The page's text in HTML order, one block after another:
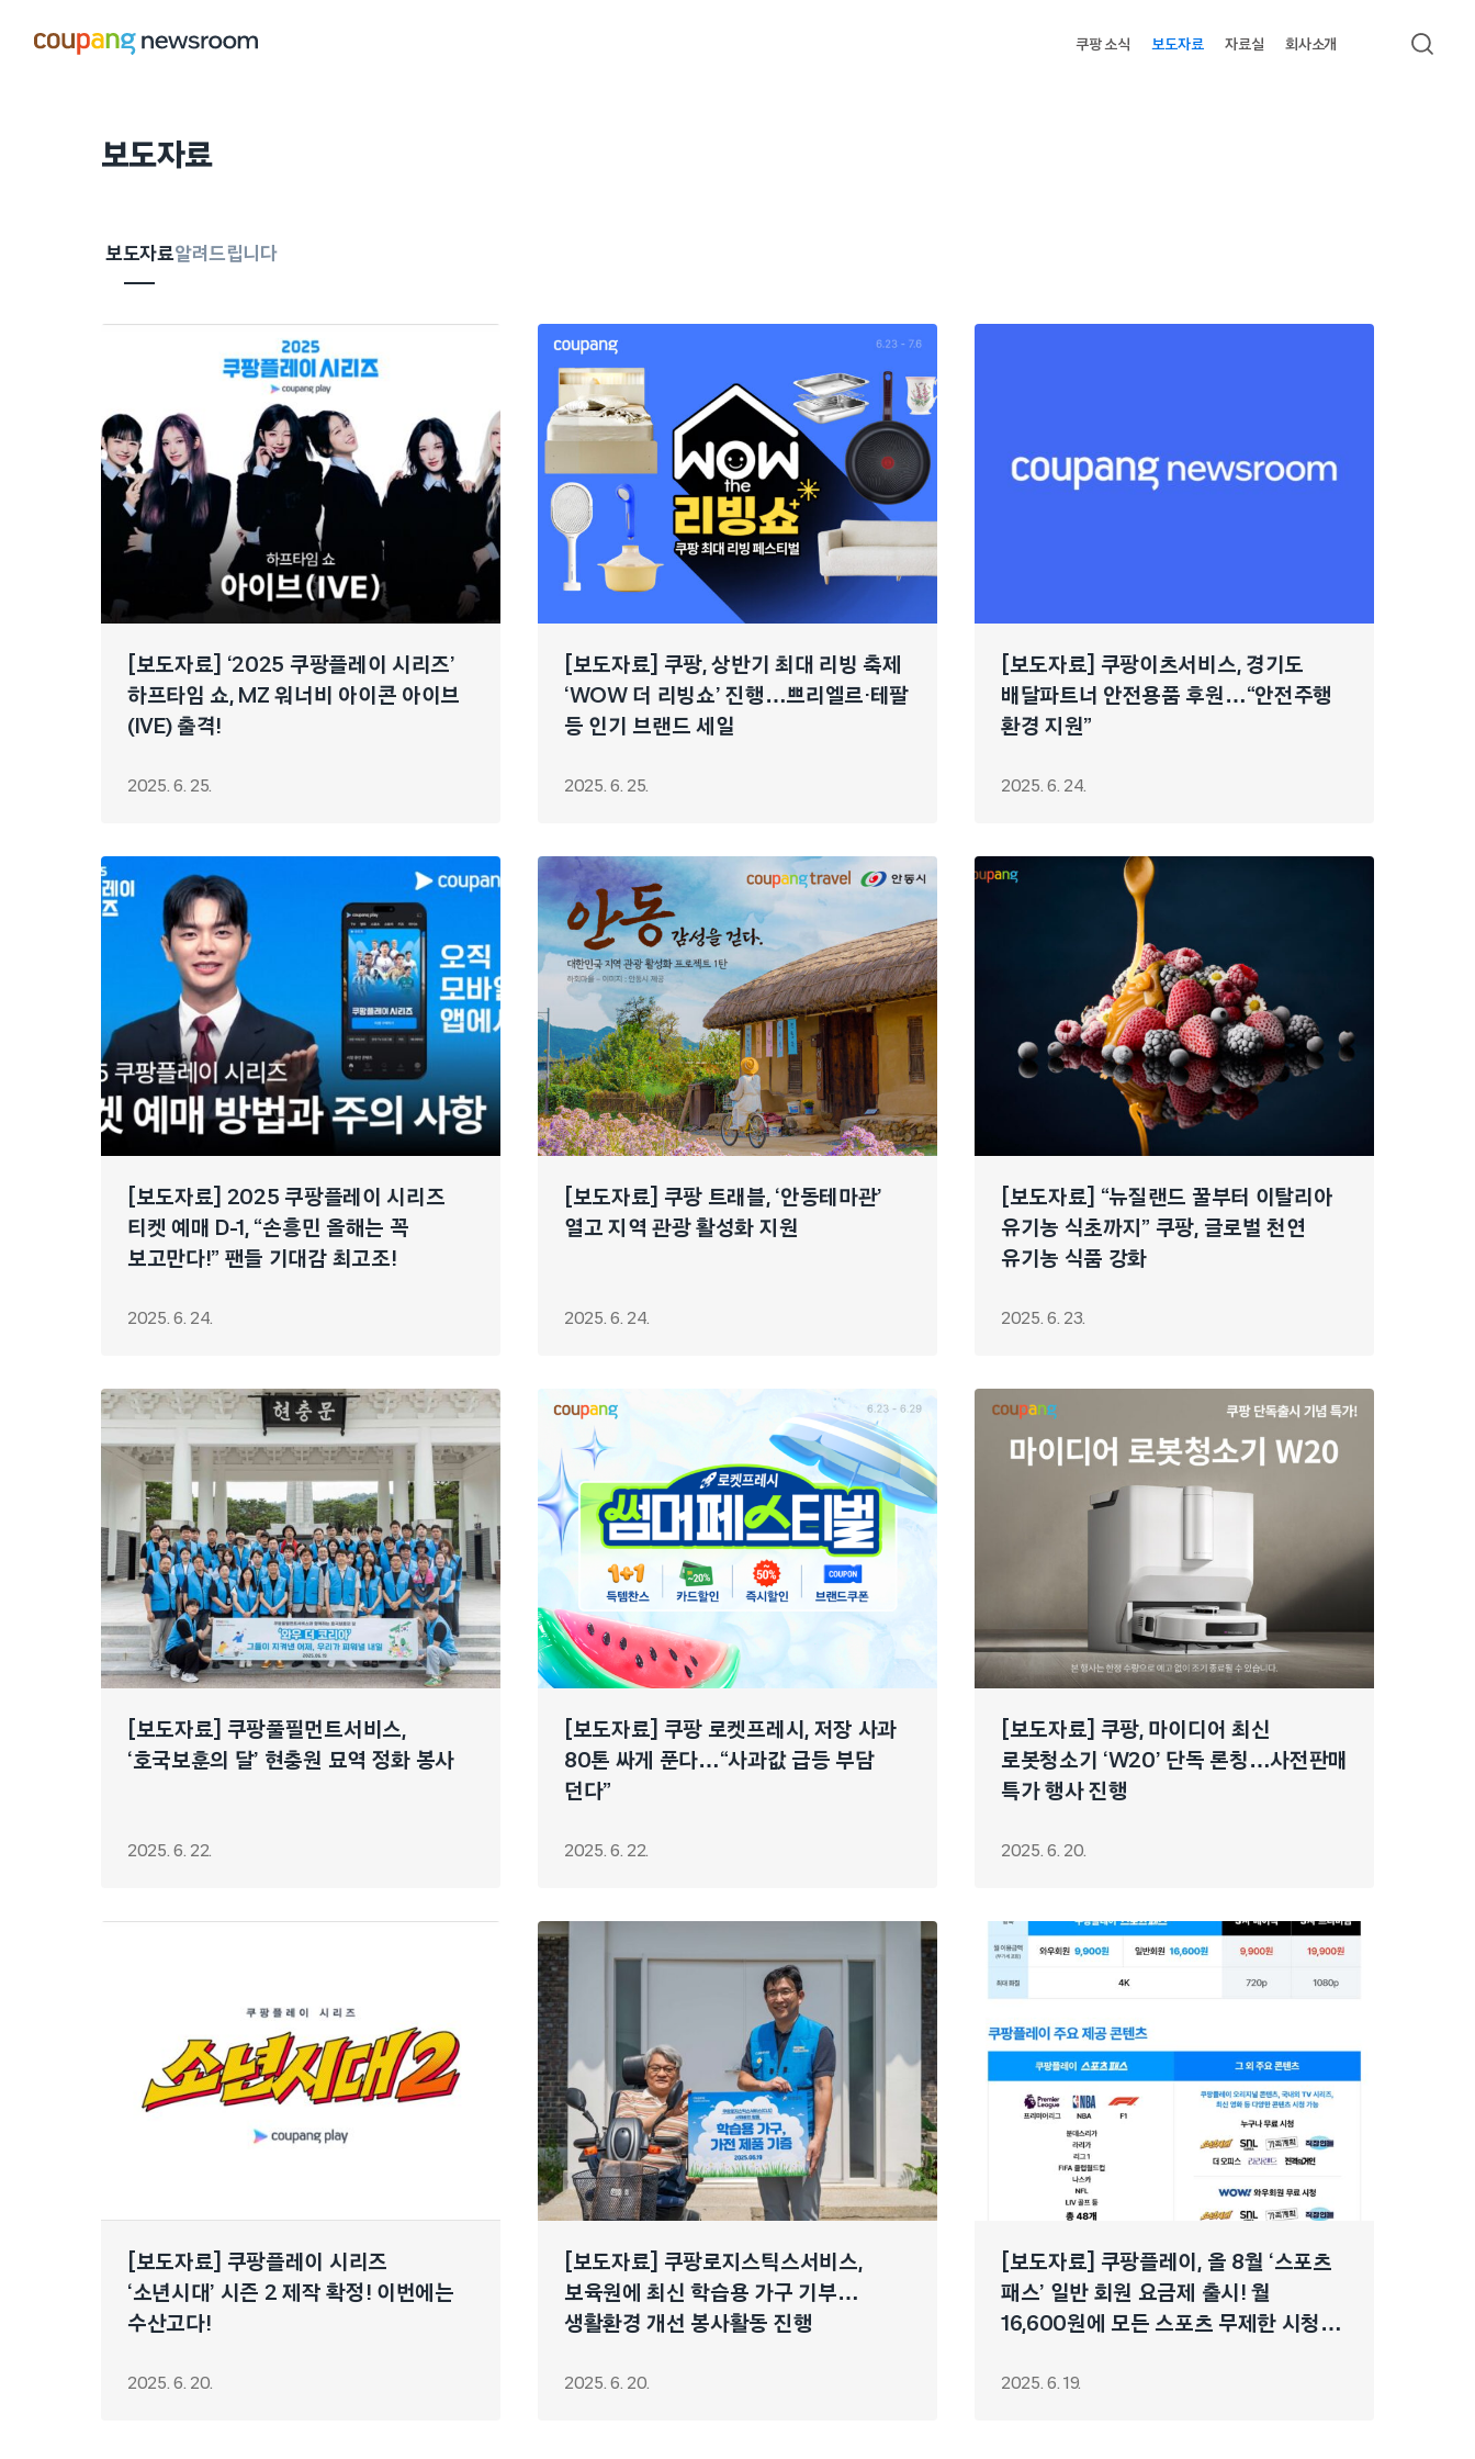
쿠팡 소식 보도자료 자료실 회사소개 검색
보도자료
보도자료알려드립니다
[보도자료] ‘2025 쿠팡플레이 시리즈’
하프타임 쇼, MZ 워너비 아이콘 아이브
(IVE) 출격!
2025. 6. 25.
[보도자료] 쿠팡, 상반기 최대 리빙 축제
‘WOW 더 리빙쇼’ 진행…쁘리엘르·테팔
등 인기 브랜드 세일
2025. 6. 25.
[보도자료] 쿠팡이츠서비스, 경기도
배달파트너 안전용품 후원…“안전주행
환경 지원”
2025. 6. 24.
[보도자료] 2025 쿠팡플레이 시리즈
티켓 예매 D-1, “손흥민 올해는 꼭
보고만다!” 팬들 기대감 최고조!
2025. 6. 24.
[보도자료] 쿠팡 트래블, ‘안동테마관’
열고 지역 관광 활성화 지원
2025. 6. 24.
[보도자료] “뉴질랜드 꿀부터 이탈리아
유기농 식초까지” 쿠팡, 글로벌 천연
유기농 식품 강화
2025. 6. 23.
[보도자료] 쿠팡풀필먼트서비스,
‘호국보훈의 달’ 현충원 묘역 정화 봉사
2025. 6. 22.
[보도자료] 쿠팡 로켓프레시, 저장 사과
80톤 싸게 푼다…“사과값 급등 부담
던다”
2025. 6. 22.
[보도자료] 쿠팡, 마이디어 최신
로봇청소기 ‘W20’ 단독 론칭…사전판매
특가 행사 진행
2025. 6. 20.
[보도자료] 쿠팡플레이 시리즈
‘소년시대’ 시즌 2 제작 확정! 이번에는
수산고다!
2025. 6. 20.
[보도자료] 쿠팡로지스틱스서비스,
보육원에 최신 학습용 가구 기부…
생활환경 개선 봉사활동 진행
2025. 6. 20.
[보도자료] 쿠팡플레이, 올 8월 ‘스포츠
패스’ 일반 회원 요금제 출시! 월
16,600원에 모든 스포츠 무제한 시청
2025. 6. 19.